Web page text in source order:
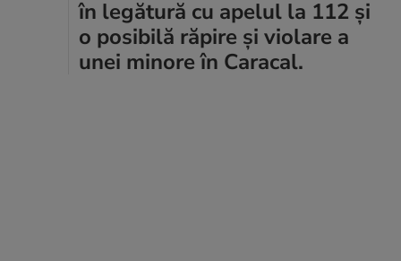
în legătură cu apelul la 112 şi
o posibilă răpire și violare a
unei minore în Caracal.